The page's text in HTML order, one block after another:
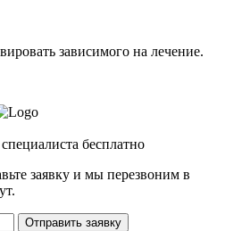
зависимого на лечение.
бесплатно
заявку и мы перезвоним в
Отправить заявку